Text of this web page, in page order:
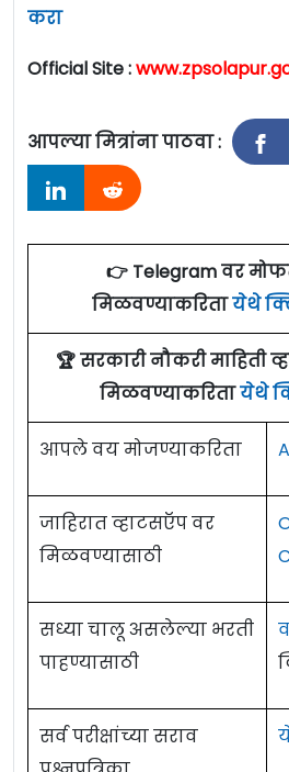
करा
Official Site :
आपल्या मित्रांना पाठवा :
👉 Telegram वर
मिळवण्याकरितायेथे
🏆 सरकारी नौकरी माहिती
मिळवण्याकरितायेथे
आपले वय मोजण्याकरिता
जाहिरात व्हाटसऍप वर
मिळवण्यासाठी
सध्या चालू असलेल्या भरती
पाहण्यासाठी
सर्व परीक्षांच्या सराव